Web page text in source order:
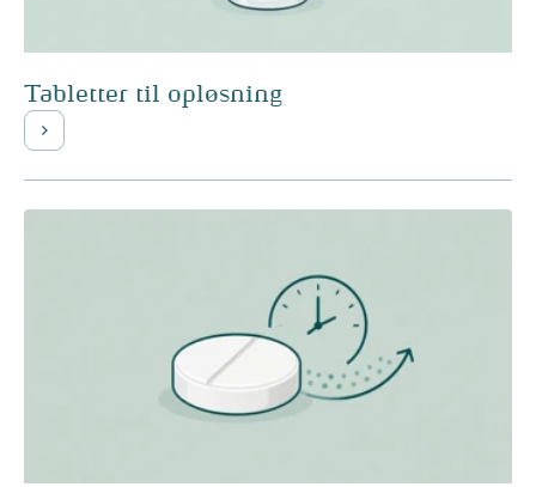
Tabletter til opløsning